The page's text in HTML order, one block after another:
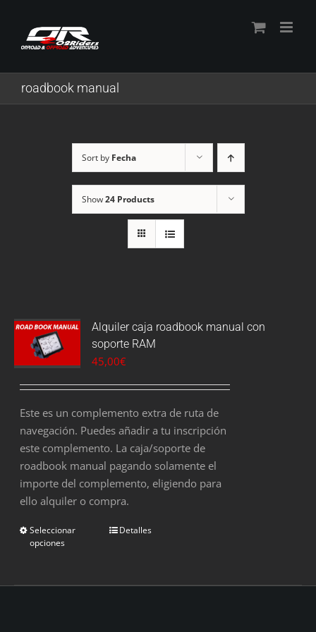
content
roadbook manual
Sort by Fecha
Show24 Products
Alquiler caja roadbook manual con
soporte RAM
45,00€
Este es un complemento extra de ruta de
navegación. Puedes añadir a tu inscripción
este complemento. La caja/soporte de
roadbook manual pagando solamente el
importe del complemento, eligiendo para
ello alquiler o compra.
Seleccionar
opciones
Detalles